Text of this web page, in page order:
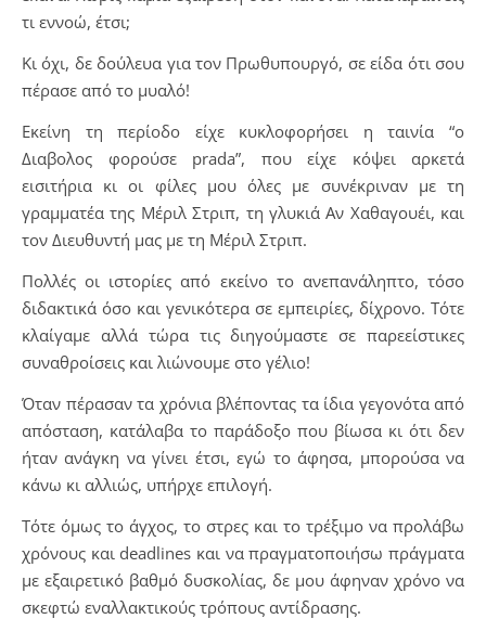
τι εννοώ, έτσι;
Κι όχι, δε δούλευα για τον Πρωθυπουργό, σε είδα ότι σου
πέρασε από το μυαλό!
Εκείνη τη περίοδο είχε κυκλοφορήσει η ταινία “ο
Διαβολος φορούσε prada”, που είχε κόψει αρκετά
εισιτήρια κι οι φίλες μου όλες με συνέκριναν με τη
γραμματέα της Μέριλ Στριπ, τη γλυκιά Αν Χαθαγουέι, και
τον Διευθυντή μας με τη Μέριλ Στριπ.
Πολλές οι ιστορίες από εκείνο το ανεπανάληπτο, τόσο
διδακτικά όσο και γενικότερα σε εμπειρίες, δίχρονο. Τότε
κλαίγαμε αλλά τώρα τις διηγούμαστε σε παρεείστικες
συναθροίσεις και λιώνουμε στο γέλιο!
Όταν πέρασαν τα χρόνια βλέποντας τα ίδια γεγονότα από
απόσταση, κατάλαβα το παράδοξο που βίωσα κι ότι δεν
ήταν ανάγκη να γίνει έτσι, εγώ το άφησα, μπορούσα να
κάνω κι αλλιώς, υπήρχε επιλογή.
Τότε όμως το άγχος, το στρες και το τρέξιμο να προλάβω
χρόνους και deadlines και να πραγματοποιήσω πράγματα
με εξαιρετικό βαθμό δυσκολίας, δε μου άφηναν χρόνο να
σκεφτώ εναλλακτικούς τρόπους αντίδρασης.